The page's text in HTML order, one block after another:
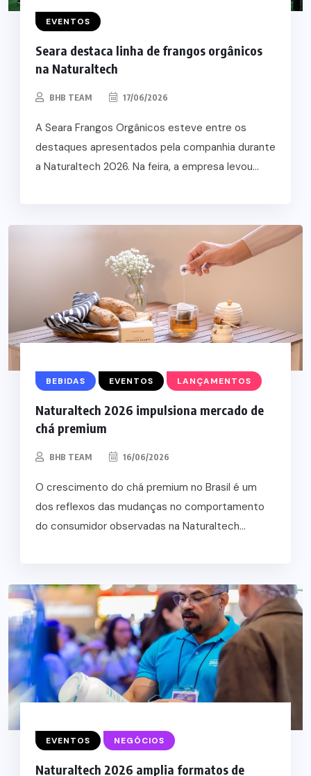
EVENTOS
Seara destaca linha de frangos orgânicos
na Naturaltech
BHB TEAM 17/06/2026
A Seara Frangos Orgânicos esteve entre os
destaques apresentados pela companhia durante
a Naturaltech 2026. Na feira, a empresa levou...
BEBIDAS EVENTOS LANÇAMENTOS
Naturaltech 2026 impulsiona mercado de
chá premium
BHB TEAM 16/06/2026
O crescimento do chá premium no Brasil é um
dos reflexos das mudanças no comportamento
do consumidor observadas na Naturaltech...
EVENTOS NEGÓCIOS
Naturaltech 2026 amplia formatos de